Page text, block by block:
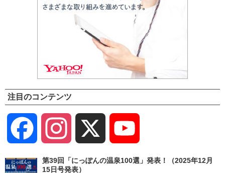
注目のコンテンツ
Facebook Instagram
Channel
第39回「にっぽんの温泉100選」発表！（2025年12月
15日号発表）